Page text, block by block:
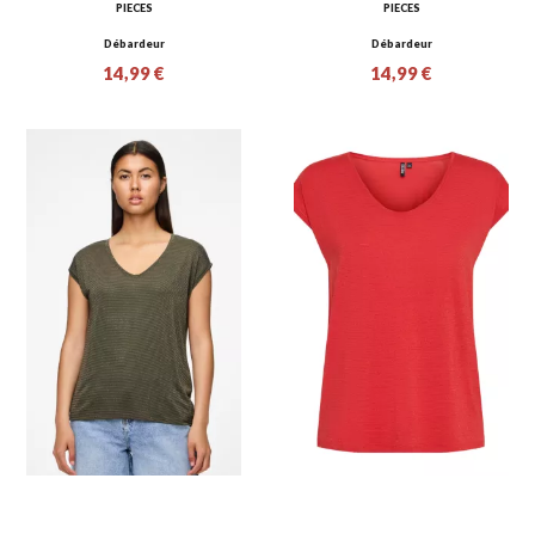
PIECES
Débardeur
14,99 €
PIECES
Débardeur
14,99 €